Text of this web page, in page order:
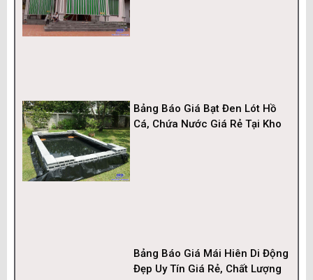
Bảng Báo Giá Bạt Đen Lót Hồ
Cá, Chứa Nước Giá Rẻ Tại Kho
Bảng Báo Giá Mái Hiên Di Động
Đẹp Uy Tín Giá Rẻ, Chất Lượng